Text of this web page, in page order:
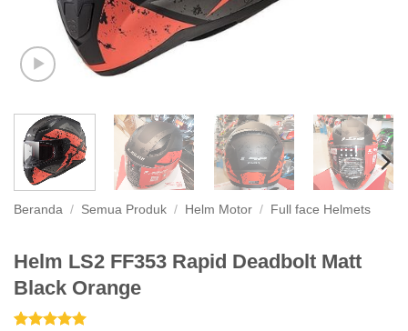
Beranda / Semua Produk / Helm Motor / Full face Helmets
Helm LS2 FF353 Rapid Deadbolt Matt
Black Orange